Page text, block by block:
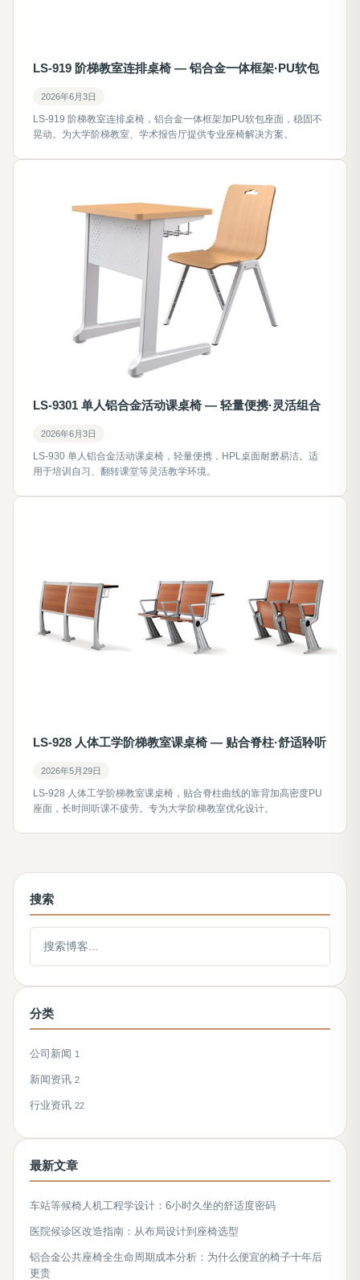
LS-919 阶梯教室连排桌椅 — 铝合金一体框架·PU软包
2026年6月3日
LS-919 阶梯教室连排桌椅，铝合金一体框架加PU软包座面，稳固不
晃动。为大学阶梯教室、学术报告厅提供专业座椅解决方案。
LS-9301 单人铝合金活动课桌椅 — 轻量便携·灵活组合
2026年6月3日
LS-930 单人铝合金活动课桌椅，轻量便携，HPL桌面耐磨易洁。适
用于培训自习、翻转课堂等灵活教学环境。
LS-928 人体工学阶梯教室课桌椅 — 贴合脊柱·舒适聆听
2026年5月29日
LS-928 人体工学阶梯教室课桌椅，贴合脊柱曲线的靠背加高密度PU
座面，长时间听课不疲劳。专为大学阶梯教室优化设计。
搜索
分类
公司新闻 1
新闻资讯 2
行业资讯 22
最新文章
车站等候椅人机工程学设计：6小时久坐的舒适度密码
医院候诊区改造指南：从布局设计到座椅选型
铝合金公共座椅全生命周期成本分析：为什么便宜的椅子十年后
更贵